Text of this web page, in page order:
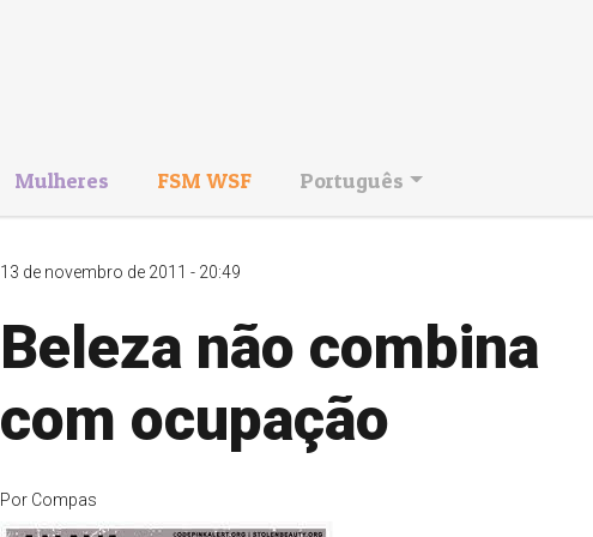
Mulheres FSM WSF Português
13 de novembro de 2011 - 20:49
Beleza não combina
com ocupação
Por Compas